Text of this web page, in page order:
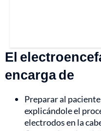
El
encarga de
Preparar al
explicándole el
electrodos en la